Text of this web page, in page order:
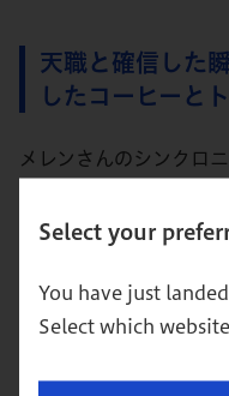
Select your
You have just
Select which
天職と確信した
したコーヒーと
メレンさんのシンクロ
同郷の立場から「なぜ
自転車でコーヒーチェ